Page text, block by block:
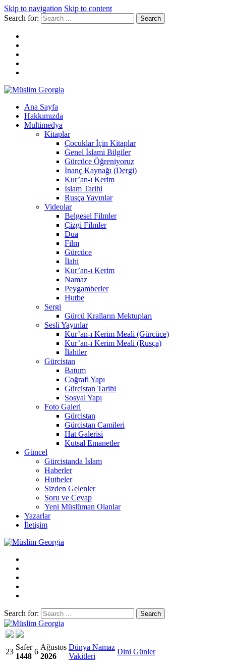
Skip to navigation Skip to content
Search for:
Müslim Georgia
Ana Sayfa
Hakkımızda
Multimedya
Kitaplar
Çocuklar İçin Kitaplar
Genel İslami Bilgiler
Gürcüce Öğreniyoruz
İnanç Kaynağı (Dergi)
Kur’an-ı Kerim
İslam Tarihi
Rusça Yayınlar
Videolar
Belgesel Filmler
Çizgi Filmler
Dua
Film
Gürcüce
İlahi
Kur’an-ı Kerim
Namaz
Peygamberler
Hutbe
Sergi
Gürcü Kralların Mektupları
Sesli Yayınlar
Kur’an-ı Kerim Meali (Gürcüce)
Kur’an-ı Kerim Meali (Rusça)
İlahiler
Gürcistan
Batum
Coğrafi Yapı
Gürcistan Tarihi
Sosyal Yapı
Foto Galeri
Gürcistan
Gürcistan Camileri
Hat Galerisi
Kutsal Emanetler
Güncel
Gürcistanda İslam
Haberler
Hutbeler
Sizden Gelenler
Soru ve Cevap
Yeni Müslüman Olanlar
Yazarlar
İletişim
Search for:
Müslim Georgia
23
Safer
1448
6
Ağustos
2026
Dünya Namaz
Vakitleri
Dini Günler